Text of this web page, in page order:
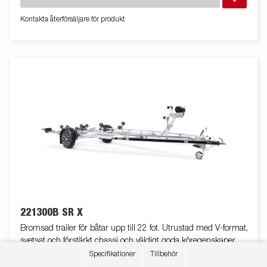
Specifikationer Tillbehör
justera, vinschtornet är även utrustat med en extra
säkerhetsvajer för användning vid transport. Smidig och vikbar
Kontakta återförsäljare för produkt
221300B SR X
Bromsad trailer för båtar upp till 22 fot. Utrustad med V-format,
svetsat och förstärkt chassi och väldigt goda köregenskaper. X-
line-kvalitetsrullar med låg inverkan på båtens skrov. Tippbar